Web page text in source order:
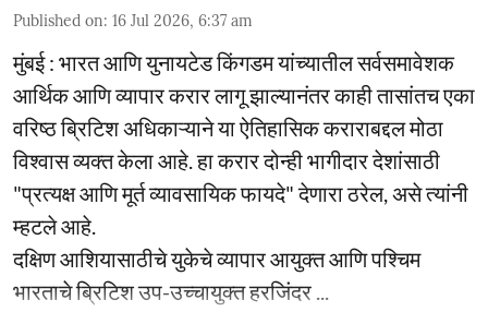
Published on: 16 Jul 2026, 6:37 am
मुंबई : भारत आणि युनायटेड किंगडम यांच्यातील सर्वसमावेशक
आर्थिक आणि व्यापार करार लागू झाल्यानंतर काही तासांतच एका
वरिष्ठ ब्रिटिश अधिकाऱ्याने या ऐतिहासिक कराराबद्दल मोठा
विश्वास व्यक्त केला आहे. हा करार दोन्ही भागीदार देशांसाठी
"प्रत्यक्ष आणि मूर्त व्यावसायिक फायदे" देणारा ठरेल, असे त्यांनी
म्हटले आहे.
दक्षिण आशियासाठीचे युकेचे व्यापार आयुक्त आणि पश्चिम
भारताचे ब्रिटिश उप-उच्चायुक्त हरजिंदर ...